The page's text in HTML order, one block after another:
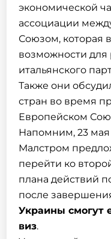
экономической
ассоциации
Союзом, которая
возможности для
итальянского
Также они
стран во время
Европейском
Напомним, 23
Малстром
перейти ко
плана действий
после
Украины смогут
виз.